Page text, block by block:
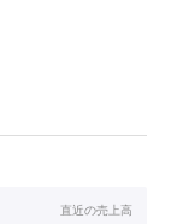
直近の売上高